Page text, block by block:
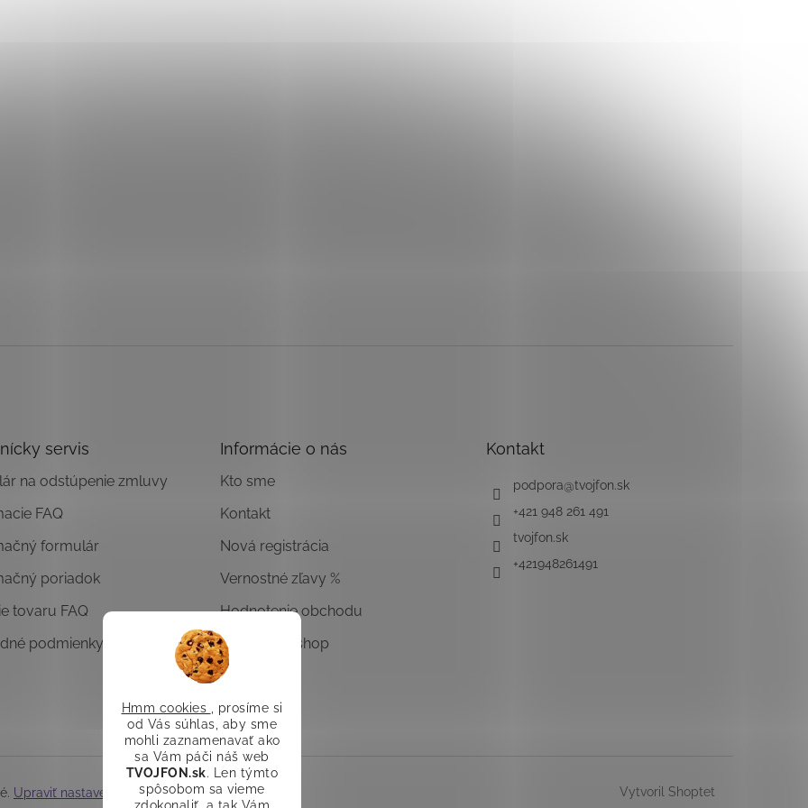
Hmm cookies
, prosíme si
od Vás súhlas, aby sme
mohli zaznamenavať ako
sa Vám páči náš web
TVOJFON.sk. Len týmto
spôsobom sa vieme
servis
na odstúpenie zmluvy
FAQ
formulár
poriadok
tovaru FAQ
podmienky
Informácie o nás
Kto sme
Kontakt
Nová registrácia
Vernostné zľavy %
Hodnotenie obchodu
Overený E-shop
Kontakt
podpora@tvojfon.sk
+421 948 261 491
tvojfon.sk
+421948261491
Vytvoril Shoptet
Upraviť nastavenie cookies